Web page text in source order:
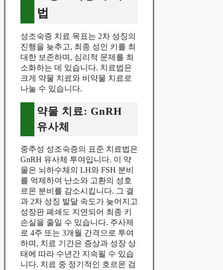
법
성조숙증 치료 목표는 2차 성징의
진행을 늦추고, 최종 성인 키를 최
대한 보존하며, 심리적 문제를 최
소화하는 데 있습니다. 치료법은
크게 약물 치료와 비약물 치료로
나눌 수 있습니다.
약물 치료: GnRH
유사체
중추성 성조숙증의 표준 치료법은
GnRH 유사체 투여입니다. 이 약
물은 뇌하수체의 LH와 FSH 분비
를 억제하여 난소와 고환의 성호
르몬 분비를 감소시킵니다. 그 결
과 2차 성징 발달 속도가 늦어지고
성장판 폐쇄도 지연되어 최종 키
손실을 줄일 수 있습니다. 주사제
로 4주 또는 3개월 간격으로 투여
하며, 치료 기간은 증상과 성장 상
태에 따라 수년간 지속될 수 있습
니다. 치료 중 정기적인 호르몬 검